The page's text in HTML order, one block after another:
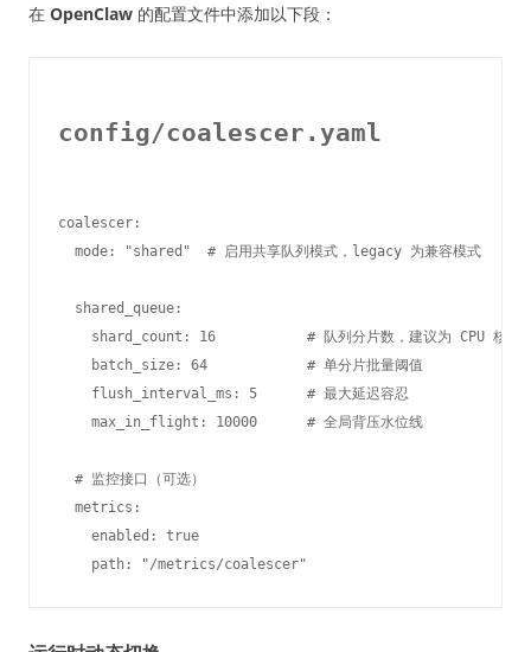
在 OpenClaw 的配置文件中添加以下段：
config/coalescer.yaml
coalescer:
  mode: "shared"  # 启用共享队列模式，legacy 为兼容模式
  shared_queue:
shard_count: 16           # 队列分片数，建议为 CPU 核心
    batch_size: 64            # 单分片批量阈值
    flush_interval_ms: 5      # 最大延迟容忍
    max_in_flight: 10000      # 全局背压水位线
  # 监控接口（可选）
  metrics:
    enabled: true